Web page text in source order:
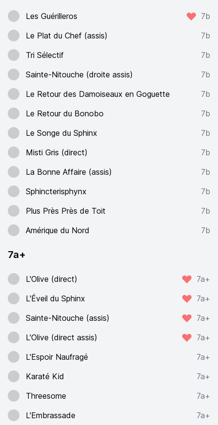
Les Guérilleros
7b
Le Plat du Chef (assis)
7b
Tri Sélectif
7b
Sainte-Nitouche (droite assis)
7b
Le Retour des Damoiseaux en Goguette
7b
Le Retour du Bonobo
7b
Le Songe du Sphinx
7b
Misti Gris (direct)
7b
La Bonne Affaire (assis)
7b
Sphincterisphynx
7b
Plus Près Près de Toit
7b
Amérique du Nord
7b
7a+
L'Olive (direct)
7a+
L'Éveil du Sphinx
7a+
Sainte-Nitouche (assis)
7a+
L'Olive (direct assis)
7a+
L'Espoir Naufragé
7a+
Karaté Kid
7a+
Threesome
7a+
L'Embrassade
7a+